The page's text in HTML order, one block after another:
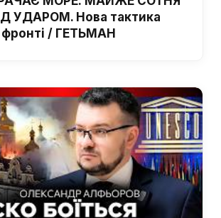
УДАРОМ. Нова тактика
фронті / ГЕТЬМАН